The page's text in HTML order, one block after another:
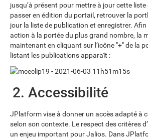
jusqu’à présent pour mettre à jour cette
passer en édition du portail, retrouver la
jour la liste de publication et enregistrer.
action à la portée du plus grand nombre, la
maintenant en cliquant sur l’icône "+" de la
listant les publications apparaît :
2. Accessibilité
JPlatform vise à donner un accès adapté à
selon son contexte. Le respect des critères
un enjeu important pour Jalios. Dans